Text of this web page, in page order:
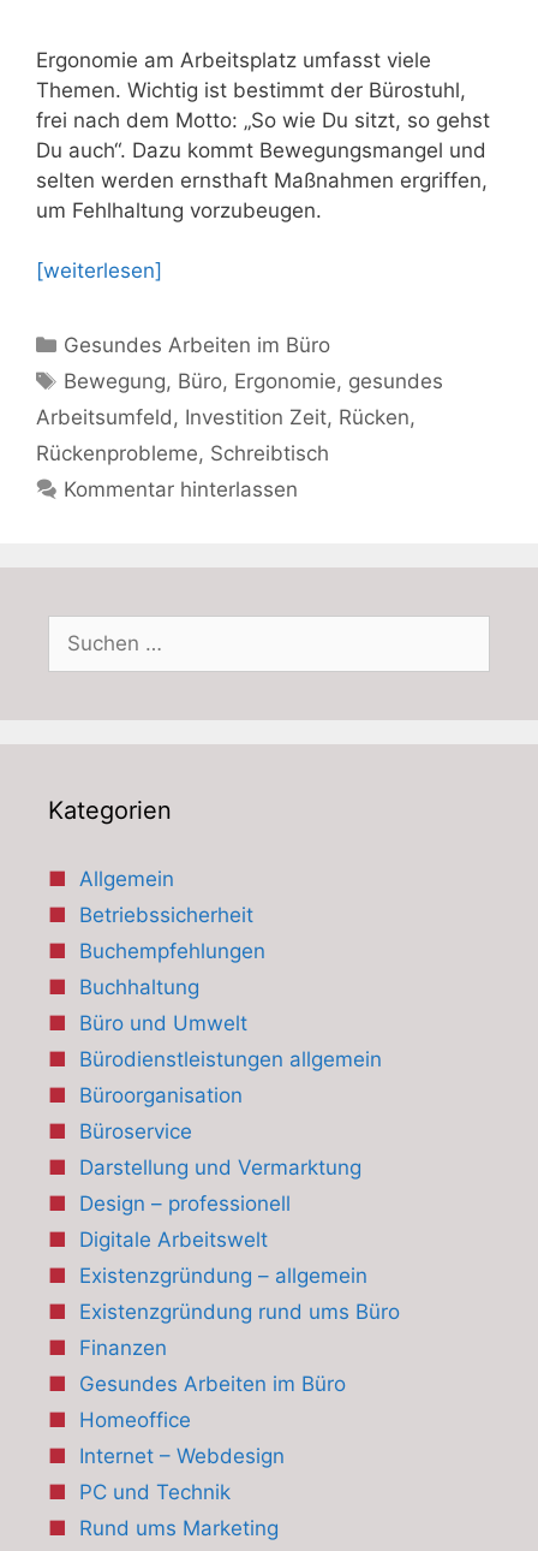
Ergonomie am Arbeitsplatz umfasst viele
Themen. Wichtig ist bestimmt der Bürostuhl,
frei nach dem Motto: „So wie Du sitzt, so gehst
Du auch“. Dazu kommt Bewegungsmangel und
selten werden ernsthaft Maßnahmen ergriffen,
um Fehlhaltung vorzubeugen.
[weiterlesen]
Kategorien
Gesundes Arbeiten im Büro
Schlagwörter
Bewegung, Büro, Ergonomie, gesundes
Arbeitsumfeld, Investition Zeit, Rücken,
Rückenprobleme, Schreibtisch
Kommentar hinterlassen
Suchen
nach:
Kategorien
Allgemein
Betriebssicherheit
Buchempfehlungen
Buchhaltung
Büro und Umwelt
Bürodienstleistungen allgemein
Büroorganisation
Büroservice
Darstellung und Vermarktung
Design – professionell
Digitale Arbeitswelt
Existenzgründung – allgemein
Existenzgründung rund ums Büro
Finanzen
Gesundes Arbeiten im Büro
Homeoffice
Internet – Webdesign
PC und Technik
Rund ums Marketing